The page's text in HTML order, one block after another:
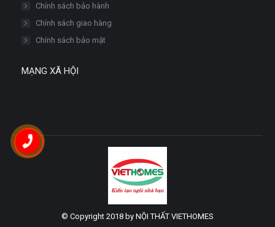
Chính sách bảo hành
Chính sách giao hàng
Chính sách bảo mật
MẠNG XÃ HỘI
© Copyright 2018 by NỘI THẤT VIETHOMES